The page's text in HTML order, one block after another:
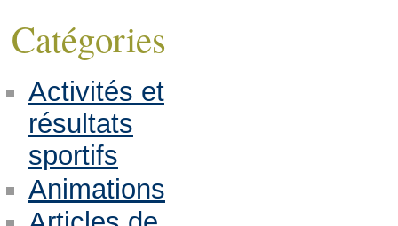
Catégories
Activités et
résultats
sportifs
Animations